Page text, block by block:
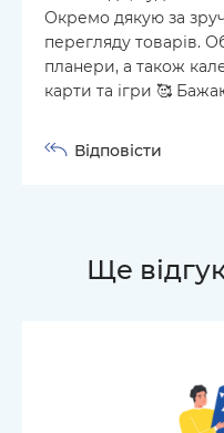
Окремо дякую за
перегляду товарів.
планери, а також
карти та ігри 🥰
Відповісти
Ще